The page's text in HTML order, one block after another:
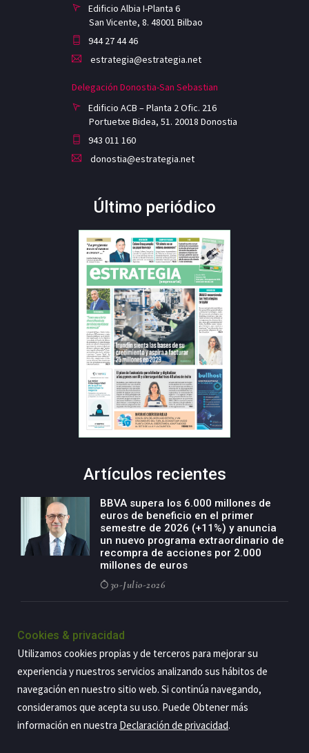
Edificio Albia I-Planta 6
San Vicente, 8. 48001 Bilbao
944 27 44 46
estrategia@estrategia.net
Delegación Donostia-San Sebastian
Edificio ACB – Planta 2 Ofic. 216
Portuetxe Bidea, 51. 20018 Donostia
943 011 160
donostia@estrategia.net
Último periódico
Artículos recientes
BBVA supera los 6.000 millones de
euros de beneficio en el primer
semestre de 2026 (+11%) y anuncia
un nuevo programa extraordinario de
recompra de acciones por 2.000
millones de euros
30-Julio-2026
negocio agro con un modelo global
de especialización presente en siete
países
29-Julio-2026
Cookies & privacidad
Utilizamos cookies propias y de terceros para mejorar su
experiencia y nuestros servicios analizando sus hábitos de
navegación en nuestro sitio web. Si continúa navegando,
consideramos que acepta su uso. Puede Obtener más
información en nuestra Declaración de privacidad.